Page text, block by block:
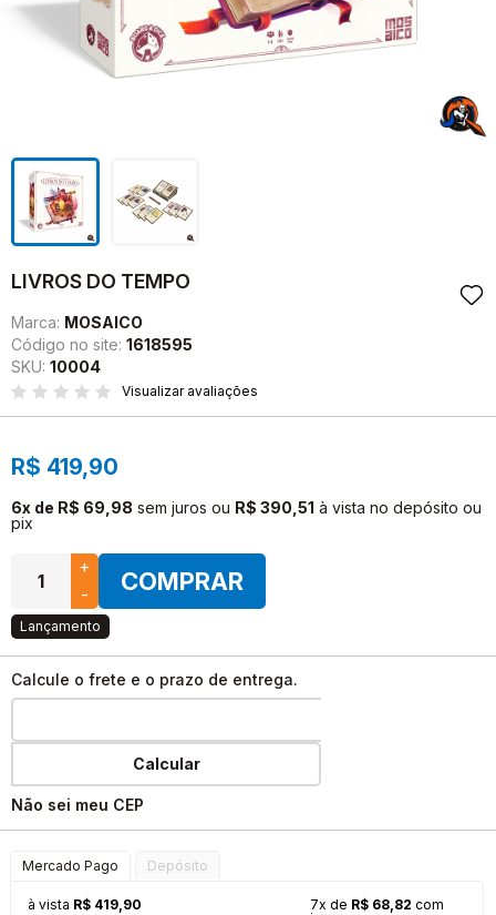
LIVROS DO TEMPO
Marca: MOSAICO
Código no site: 1618595
SKU: 10004
Visualizar avaliações
R$ 419,90
6x de R$ 69,98 sem juros ou R$ 390,51 à vista no depósito ou
pix
+
-
COMPRAR
Lançamento
Calcule o frete e o prazo de entrega.
Calcular
Não sei meu CEP
Mercado Pago Depósito
à vista R$ 419,90 7x de R$ 68,82 com